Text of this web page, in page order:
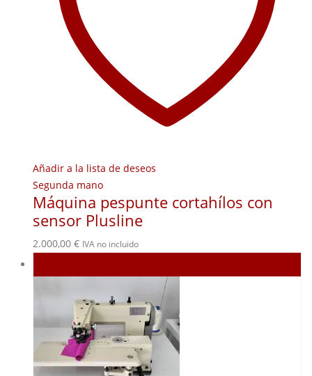
Añadir a la lista de deseos
Segunda mano
Máquina pespunte cortahílos con
sensor Plusline
2.000,00 € IVA no incluido